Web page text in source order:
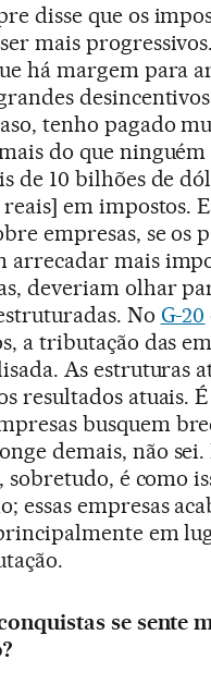
disse que os
mais
há margem para
tenho pagado
do que ninguém
de 10 bilhões de
em impostos.
empresas, se os
arrecadar mais
deveriam olhar
No G-20
a tributação das
As estruturas
resultados atuais.
busquem
demais, não sei.
sobretudo, é como
essas empresas
em
se sente